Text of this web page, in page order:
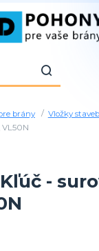
brány Vložky
VL50N
-